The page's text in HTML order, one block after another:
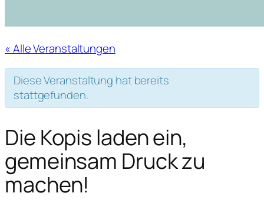
« Alle Veranstaltungen
Diese Veranstaltung hat bereits
stattgefunden.
Die Kopis laden ein,
gemeinsam Druck zu
machen!